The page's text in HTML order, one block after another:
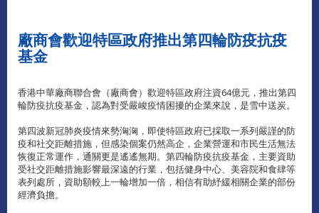
廠商會歡迎特區政府推出第四輪防疫抗疫
基金
香港中華廠商聯合會（廠商會）歡迎特區政府注資64億元，推出第四
輪防疫抗疫基金，認為對受嚴峻疫情困擾的企業來說，是雪中送炭。
第四波新冠肺炎疫情來勢洶洶，即使特區政府已採取一系列嚴謹的防
疫和社交距離措施，但感染個案仍然高企，企業營運和市民生活無法
恢復正常運作，通關更是遙遙無期。第四輪防疫抗疫基金，主要資助
受社交距離措施影響最深遠的行業，包括健身中心、美容院和食肆等
表列處所，資助額較上一輪增加一倍，相信有助紓緩相關企業的部份
經濟負擔。